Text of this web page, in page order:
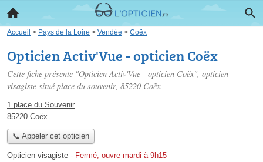
Accueil > Pays de la Loire > Vendée > Coëx
Opticien Activ'Vue - opticien Coëx
Cette fiche présente "Opticien Activ'Vue - opticien Coëx", opticien
visagiste situé place du souvenir, 85220 Coëx.
1 place du Souvenir
85220 Coëx
📞 Appeler cet opticien
Opticien visagiste - Fermé, ouvre mardi à 9h15